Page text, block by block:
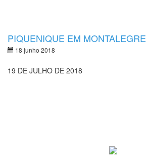
PIQUENIQUE EM MONTALEGRE
18 junho 2018
19 DE JULHO DE 2018